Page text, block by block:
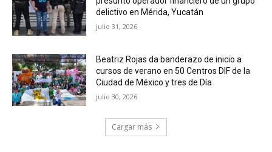
delictivo en Mérida, Yucatán
julio 31, 2026
Beatriz Rojas da banderazo de inicio a
cursos de verano en 50 Centros DIF de la
Ciudad de México y tres de Día
julio 30, 2026
Cargar más